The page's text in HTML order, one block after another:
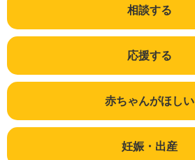
相談する
応援する
赤ちゃんがほしい
妊娠・出産